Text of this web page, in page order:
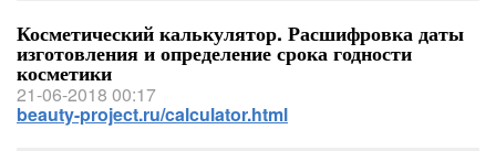
Косметический калькулятор. Расшифровка даты
изготовления и определение срока годности
косметики
21-06-2018 00:17
beauty-project.ru/calculator.html